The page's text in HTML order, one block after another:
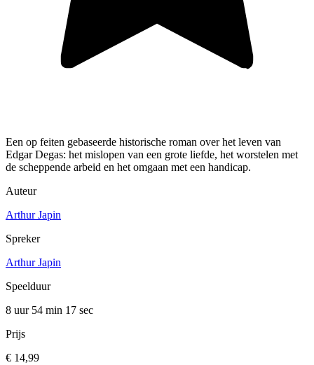
Een op feiten gebaseerde historische roman over het leven van
Edgar Degas: het mislopen van een grote liefde, het worstelen met
de scheppende arbeid en het omgaan met een handicap.
Auteur
Arthur Japin
Spreker
Arthur Japin
Speelduur
8 uur 54 min 17 sec
Prijs
€ 14,99